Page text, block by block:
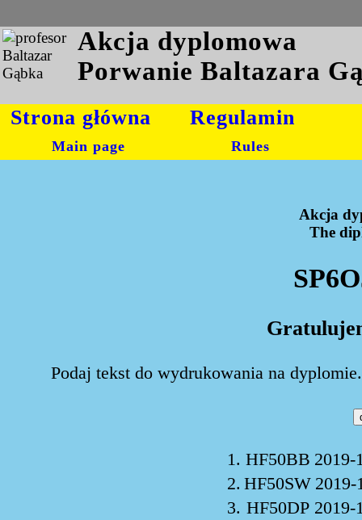
Akcja dyplomowa
Porwanie Baltazara
Strona główna
Main page
Regulamin
Rules
Akcja
The
Podaj tekst do wydrukowania na
1. HF50BB 2019-
2. HF50SW 2019-
3. HF50DP 2019-